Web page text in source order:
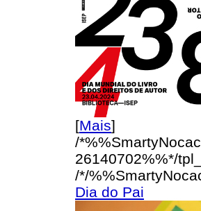
[Mais]
/
26140702%%*/
/*/
Dia do Pai